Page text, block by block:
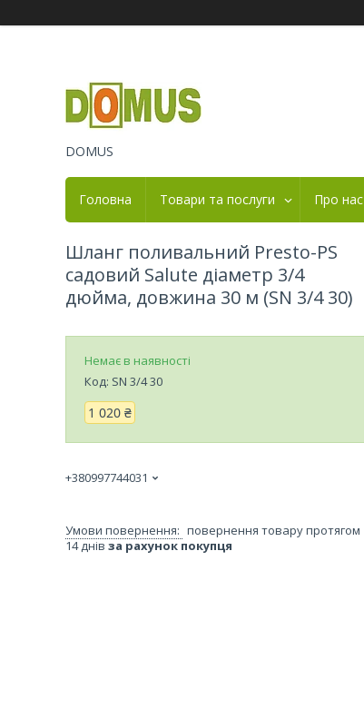
DOMUS
Головна Товари та послуги Про нас
Шланг поливальний Presto-PS
садовий Salute діаметр 3/4
дюйма, довжина 30 м (SN 3/4 30)
Немає в наявності
Код: SN 3/4 30
1 020 ₴
+380997744031
повернення товару протягом
14 днів за рахунок покупця